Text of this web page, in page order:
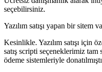
seçebilirsiniz.
Yazılım satışı yapan bir
Kesinlikle. Yazılım satışı için
satış scripti seçeneklerimiz
ödeme sistemleriyle